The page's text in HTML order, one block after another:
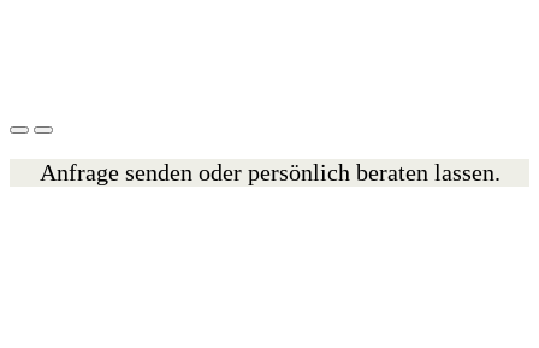
Anfrage senden oder persönlich beraten lassen.